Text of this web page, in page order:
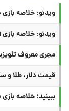
ویدئو: خلاصه بازی نروژ ۱ -
ویدئو: خلاصه بازی
مجری معروف
قیمت دلار، طلا و سکه
ببینید؛ خلاصه بازی سوئیس ۰ (۴) -